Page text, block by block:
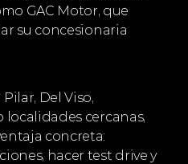
GAC Motor, que
su concesionaria
Del Viso,
localidades cercanas,
concreta:
hacer test drive y